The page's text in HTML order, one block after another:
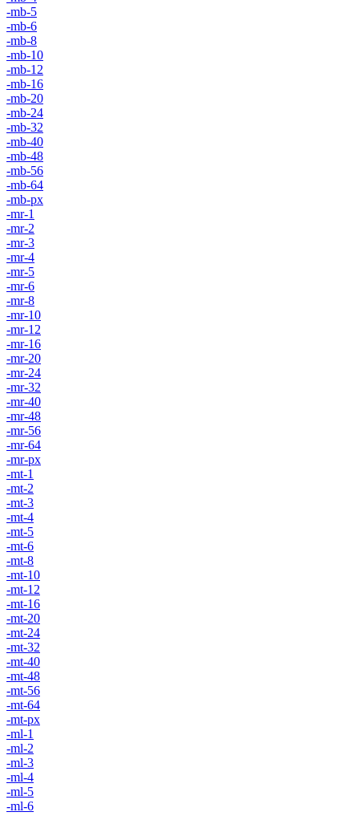
-mb-5
-mb-6
-mb-8
-mb-10
-mb-12
-mb-16
-mb-20
-mb-24
-mb-32
-mb-40
-mb-48
-mb-56
-mb-64
-mb-px
-mr-1
-mr-2
-mr-3
-mr-4
-mr-5
-mr-6
-mr-8
-mr-10
-mr-12
-mr-16
-mr-20
-mr-24
-mr-32
-mr-40
-mr-48
-mr-56
-mr-64
-mr-px
-mt-1
-mt-2
-mt-3
-mt-4
-mt-5
-mt-6
-mt-8
-mt-10
-mt-12
-mt-16
-mt-20
-mt-24
-mt-32
-mt-40
-mt-48
-mt-56
-mt-64
-mt-px
-ml-1
-ml-2
-ml-3
-ml-4
-ml-5
-ml-6